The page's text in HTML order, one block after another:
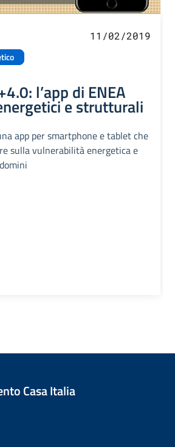
11/02/2019
l’app di ENEA
e strutturali
app per smartphone e tablet che
sulla vulnerabilità energetica e
Casa Italia